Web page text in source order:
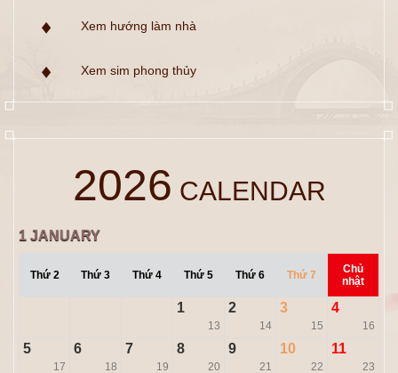
Xem hướng làm nhà
Xem sim phong thủy
2026 CALENDAR
1 JANUARY
Thứ 2 Thứ 3 Thứ 4 Thứ 5 Thứ 6 Thứ 7
Chủ
nhật
1
13
2
14
3
15
4
16
5
17
6
18
7
19
8
20
9
21
10
22
11
23